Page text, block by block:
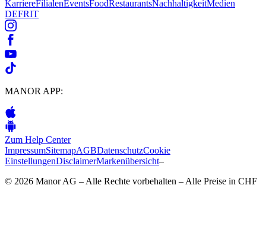
KarriereFilialenEventsFoodRestaurantsNachhaltigkeitMedien
DEFRIT
MANOR APP:
Zum Help Center
ImpressumSitemapAGBDatenschutzCookie
EinstellungenDisclaimerMarkenübersicht–
© 2026 Manor AG – Alle Rechte vorbehalten – Alle Preise in CHF